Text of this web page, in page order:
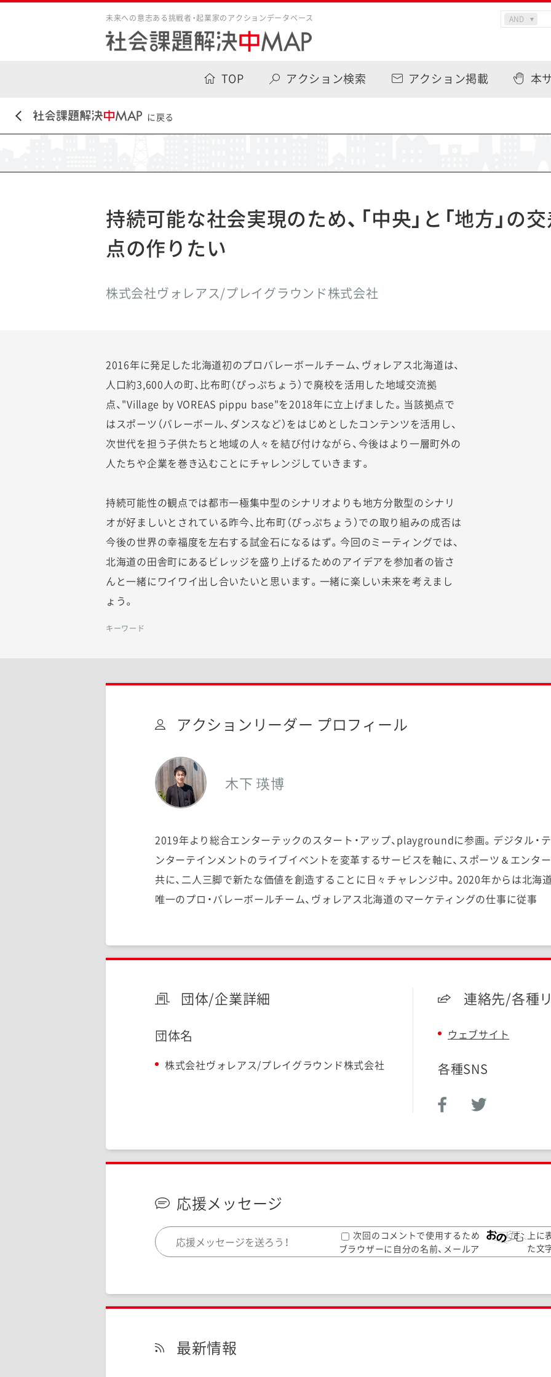
未来への意志ある挑戦者・起業家のアクションデータベース
TOP アクション検索 アクション掲載 本
に戻る
持続可能な社会実現のため、「中央」と「地方」の
点の作りたい
株式会社ヴォレアス/プレイグラウンド株式会社
2016年に発足した北海道初のプロバレーボールチーム、ヴォレアス北海道は、
人口約3,600人の町、比布町（ぴっぷちょう）で廃校を活用した地域交流拠
点、"Village by VOREAS pippu base"を2018年に立上げました。当該拠点で
はスポーツ（バレーボール、ダンスなど）をはじめとしたコンテンツを活用し、
次世代を担う子供たちと地域の人々を結び付けながら、今後はより一層町外の
人たちや企業を巻き込むことにチャレンジしていきます。
持続可能性の観点では都市一極集中型のシナリオよりも地方分散型のシナリ
オが好ましいとされている昨今、比布町（ぴっぷちょう）での取り組みの成否は
今後の世界の幸福度を左右する試金石になるはず。今回のミーティングでは、
北海道の田舎町にあるビレッジを盛り上げるためのアイデアを参加者の皆さ
んと一緒にワイワイ出し合いたいと思います。一緒に楽しい未来を考えまし
ょう。
キーワード
アクションリーダー プロフィール
木下 瑛博
2019年より総合エンターテックのスタート・アップ、playgroundに参画。デジタル・
ンターテインメントのライブイベントを変革するサービスを軸に、スポーツ＆エンタ
共に、二人三脚で新たな価値を創造することに日々チャレンジ中。2020年からは北海
唯一のプロ・バレーボールチーム、ヴォレアス北海道のマーケティングの仕事に従事
団体/企業詳細
団体名
株式会社ヴォレアス/プレイグラウンド株式会社
連絡先/各種
ウェブサイト
各種SNS
応援メッセージ
次回のコメントで使用するため
ブラウザーに自分の名前、メールア
ドレス、サイトを保存する。
上に
た文
して
最新情報